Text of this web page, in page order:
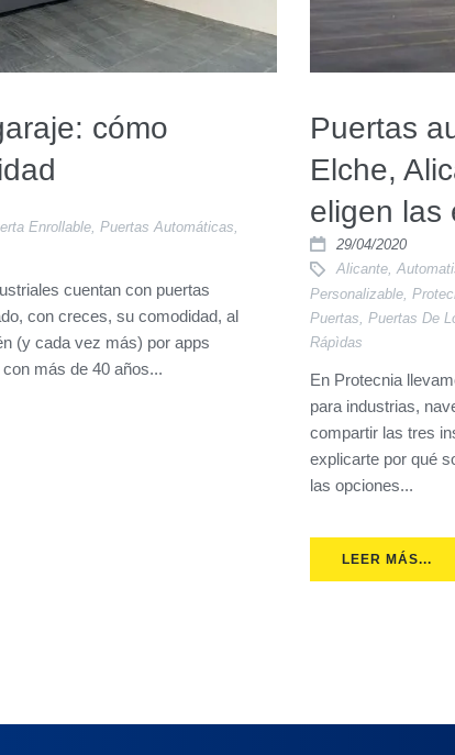
cómo
Enrollable, Puertas Automáticas,
cuentan con puertas
con creces, su comodidad, al
(y cada vez más) por apps
más de 40 años...
Puertas
Elche,
eligen las
29/04/2020
Alicante,
Personalizable
Puertas Puertas De
Rápìdas
En Protecnia
para industrias,
compartir las tres
explicarte por qué
las opciones...
LEER MÁS...